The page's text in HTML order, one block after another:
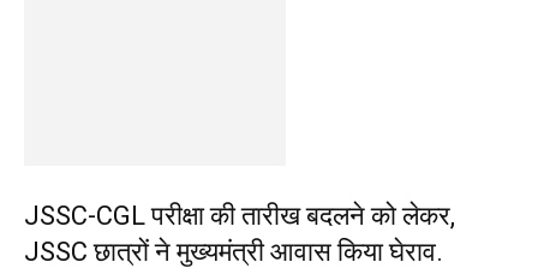
JSSC-CGL परीक्षा की तारीख बदलने को लेकर,
JSSC छात्रों ने मुख्यमंत्री आवास किया घेराव.